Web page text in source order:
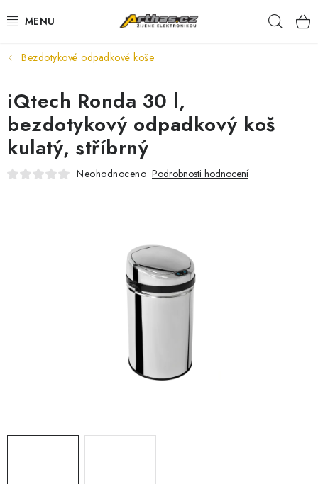
na
TELEFONY, TABLETY
POČÍTAČE, NOTEBOOKY
PRO HRÁČE
ELEKTRONIKA
Bezdotykové odpadkové koše
iQtech Ronda 30 l,
bezdotykový odpadkový koš
kulatý, stříbrný
Neohodnoceno Podrobnosti hodnocení